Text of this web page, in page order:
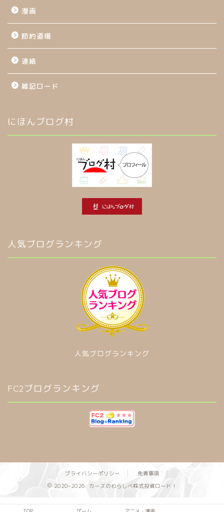
漫画
節約道場
連絡
雑記ロード
にほんブログ村
人気ブログランキング
人気ブログランキング
FC2ブログランキング
プライバシーポリシー
免責事項
2020–2026 カーズのわらしべ株式投資ロード！